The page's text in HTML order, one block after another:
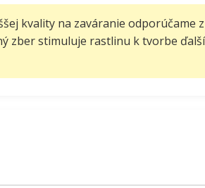
kvality na zaváranie odporúčame
zber stimuluje rastlinu k tvorbe